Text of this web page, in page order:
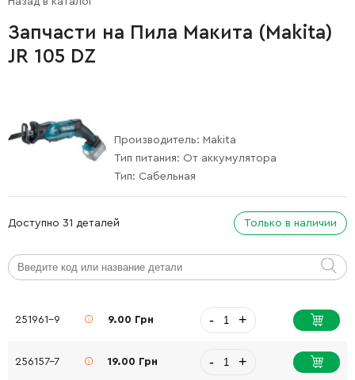
Запчасти на Пила Макита (Makita)
JR 105 DZ
Производитель: Makita
Тип питания: От аккумулятора
Тип: Сабельная
Доступно 31 деталей Только в наличии
251961-9 9.00 Грн - +
256157-7 19.00 Грн - +